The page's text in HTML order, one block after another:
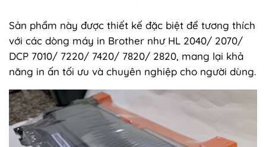
Sản phẩm này được thiết kế đặc biệt để tương thích
với các dòng máy in Brother như HL 2040/ 2070/
DCP 7010/ 7220/ 7420/ 7820/ 2820, mang lại khả
năng in ấn tối ưu và chuyên nghiệp cho người dùng.